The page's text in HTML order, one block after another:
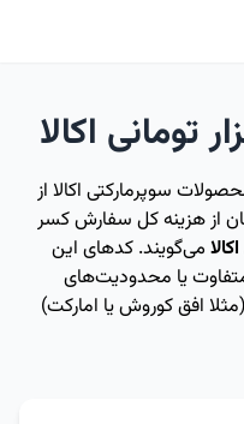
سوپرمارکتی اکالا از
مبلغ 70 هزار تومان از هزینه کل سفارش کسر
می‌گویند. کدهای این
یا محدودیت‌های
افق کوروش یا امارکت)